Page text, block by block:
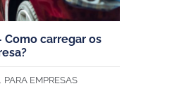
Como carregar os
, PARA EMPRESAS